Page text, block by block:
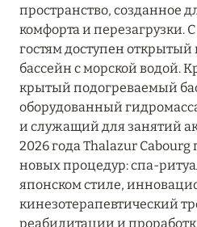
пространство, созданное
комфорта и перезагрузки.
гостям доступен
бассейн с морской водой.
крытый подогреваемый
оборудованный
и служащий для занятий
2026 года Thalazur Cabourg
новых процедур: спа-
японском стиле,
кинезотерапевтический
реабилитации и